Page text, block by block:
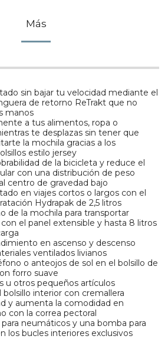
Más
sin bajar tu velocidad mediante el
de retorno ReTrakt que no
manos
a tus alimentos, ropa o
te desplazas sin tener que
la mochila gracias a los
estilo jersey
de la bicicleta y reduce el
con una distribución de peso
centro de gravedad bajo
en viajes cortos o largos con el
Hydrapak de 2,5 litros
de la mochila para transportar
el panel extensible y hasta 8 litros
en ascenso y descenso
ventilados livianos
o anteojos de sol en el bolsillo de
forro suave
u otros pequeños artículos
bolsillo interior con cremallera
y aumenta la comodidad en
con la correa pectoral
neumáticos y una bomba para
los bucles interiores exclusivos